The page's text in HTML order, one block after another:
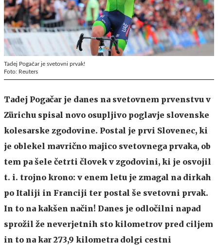
Tadej Pogačar je svetovni prvak!
Foto: Reuters
Tadej Pogačar je danes na svetovnem prvenstvu v
Zürichu spisal novo osupljivo poglavje slovenske
kolesarske zgodovine. Postal je prvi Slovenec, ki
je oblekel mavrično majico svetovnega prvaka, ob
tem pa šele četrti človek v zgodovini, ki je osvojil
t. i. trojno krono: v enem letu je zmagal na dirkah
po Italiji in Franciji ter postal še svetovni prvak.
In to na kakšen način! Danes je odločilni napad
sprožil že neverjetnih sto kilometrov pred ciljem
in to na kar 273,9 kilometra dolgi cestni